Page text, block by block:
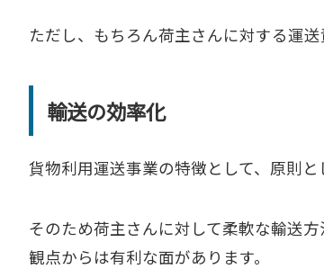
ただし、もちろん荷主さんに対する運
輸送の効率化
貨物利用運送事業の特徴として、原則
そのため荷主さんに対して柔軟な輸送
観点からは有利な面があります。